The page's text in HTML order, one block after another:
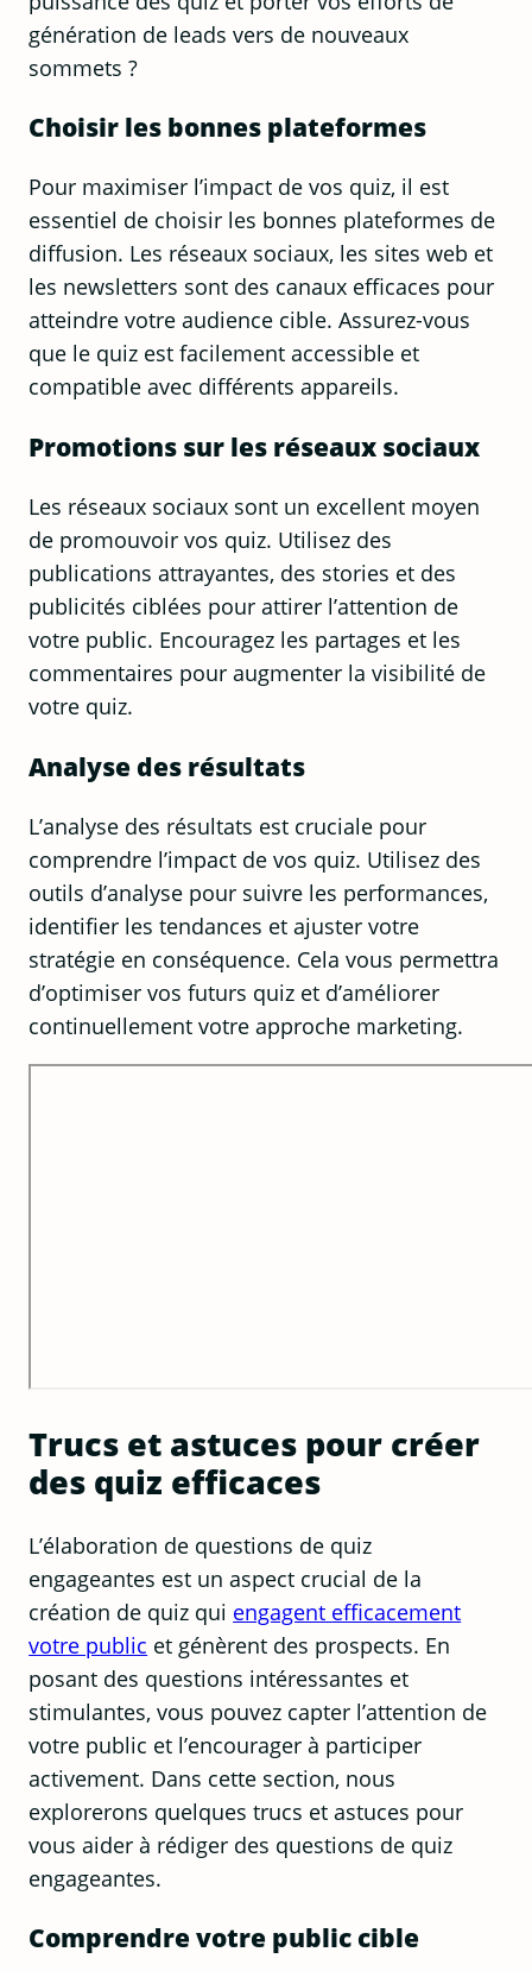
génération de leads vers de nouveaux
sommets ?
Choisir les bonnes plateformes
Pour maximiser l’impact de vos quiz, il est
essentiel de choisir les bonnes plateformes de
diffusion. Les réseaux sociaux, les sites web et
les newsletters sont des canaux efficaces pour
atteindre votre audience cible. Assurez-vous
que le quiz est facilement accessible et
compatible avec différents appareils.
Promotions sur les réseaux sociaux
Les réseaux sociaux sont un excellent moyen
de promouvoir vos quiz. Utilisez des
publications attrayantes, des stories et des
publicités ciblées pour attirer l’attention de
votre public. Encouragez les partages et les
commentaires pour augmenter la visibilité de
votre quiz.
Analyse des résultats
L’analyse des résultats est cruciale pour
comprendre l’impact de vos quiz. Utilisez des
outils d’analyse pour suivre les performances,
identifier les tendances et ajuster votre
stratégie en conséquence. Cela vous permettra
d’optimiser vos futurs quiz et d’améliorer
continuellement votre approche marketing.
Trucs et astuces pour créer
des quiz efficaces
L’élaboration de questions de quiz
engageantes est un aspect crucial de la
création de quiz qui engagent efficacement
votre public et génèrent des prospects. En
posant des questions intéressantes et
stimulantes, vous pouvez capter l’attention de
votre public et l’encourager à participer
activement. Dans cette section, nous
explorerons quelques trucs et astuces pour
vous aider à rédiger des questions de quiz
engageantes.
Comprendre votre public cible